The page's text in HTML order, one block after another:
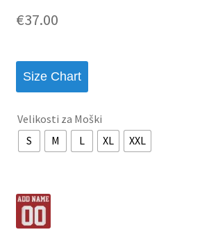
€37.00
Size Chart
Velikosti za Moški
S
M L XL XXL